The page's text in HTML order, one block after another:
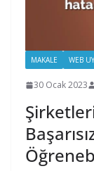
MAKALE WEB
30 Ocak 2023